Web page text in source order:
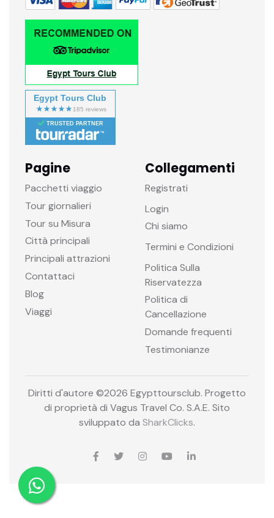
Egypt Tours Club
TRUSTED PARTNER
Pagine
Pacchetti viaggio
Tour giornalieri
Tour su Misura
Città principali
Principali attrazioni
Contattaci
Blog
Viaggi
Collegamenti
Registrati
Login
Chi siamo
Termini e Condizioni
Politica Sulla
Riservatezza
Politica di
Cancellazione
Domande frequenti
Testimonianze
Diritti d'autore ©2026 Egypttoursclub. Progetto
di proprietà di Vagus Travel Co. S.A.E. Sito
sviluppato da SharkClicks.